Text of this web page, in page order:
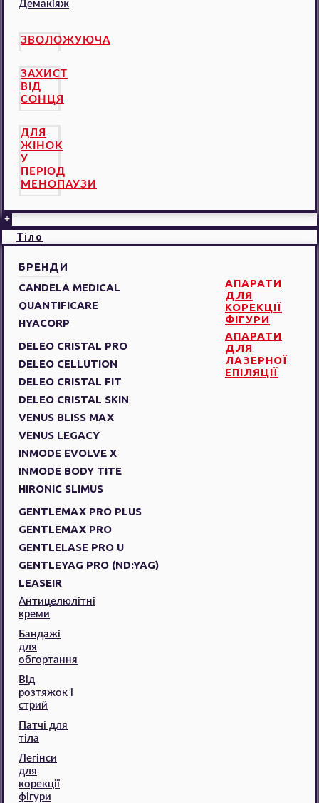
Демакіяж
ЗВОЛОЖУЮЧА
ЗАХИСТ
ВІД
СОНЦЯ
ДЛЯ
ЖІНОК
У
ПЕРІОД
МЕНОПАУЗИ
+
Тіло
БРЕНДИ
CANDELA MEDICAL
QUANTIFICARE
HYACORP
АПАРАТИ
ДЛЯ
КОРЕКЦІЇ
ФІГУРИ
DELEO CRISTAL PRO
DELEO CELLUTION
DELEO CRISTAL FIT
DELEO CRISTAL SKIN
VENUS BLISS MAX
VENUS LEGACY
INMODE EVOLVE X
INMODE BODY TITE
HIRONIC SLIMUS
АПАРАТИ
ДЛЯ
ЛАЗЕРНОЇ
ЕПІЛЯЦІЇ
GENTLEMAX PRO PLUS
GENTLEMAX PRO
GENTLELASE PRO U
GENTLEYAG PRO (ND:YAG)
LEASEIR
Антицелюлітні
креми
Бандажі
для
обгортання
Від
розтяжок і
стрий
Патчі для
тіла
Легінси
для
корекції
фігури